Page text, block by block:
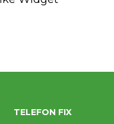
TELEFON FIX